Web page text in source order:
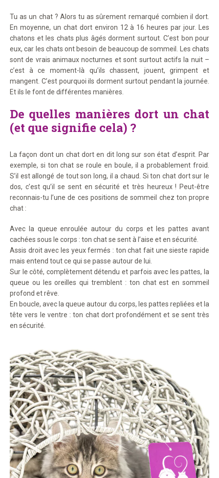
Tu as un chat ? Alors tu as sûrement remarqué combien il dort.
En moyenne, un chat dort environ 12 à 16 heures par jour. Les
chatons et les chats plus âgés dorment surtout. C’est bon pour
eux, car les chats ont besoin de beaucoup de sommeil. Les chats
sont de vrais animaux nocturnes et sont surtout actifs la nuit –
c’est à ce moment-là qu’ils chassent, jouent, grimpent et
mangent. C’est pourquoi ils dorment surtout pendant la journée.
Et ils le font de différentes manières.
De quelles manières dort un chat
(et que signifie cela) ?
La façon dont un chat dort en dit long sur son état d’esprit. Par
exemple, si ton chat se roule en boule, il a probablement froid.
S’il est allongé de tout son long, il a chaud. Si ton chat dort sur le
dos, c’est qu’il se sent en sécurité et très heureux ! Peut-être
reconnais-tu l’une de ces positions de sommeil chez ton propre
chat :
Avec la queue enroulée autour du corps et les pattes avant
cachées sous le corps : ton chat se sent à l’aise et en sécurité.
Assis droit avec les yeux fermés : ton chat fait une sieste rapide
mais entend tout ce qui se passe autour de lui.
Sur le côté, complètement détendu et parfois avec les pattes, la
queue ou les oreilles qui tremblent : ton chat est en sommeil
profond et rêve.
En boucle, avec la queue autour du corps, les pattes repliées et la
tête vers le ventre : ton chat dort profondément et se sent très
en sécurité.